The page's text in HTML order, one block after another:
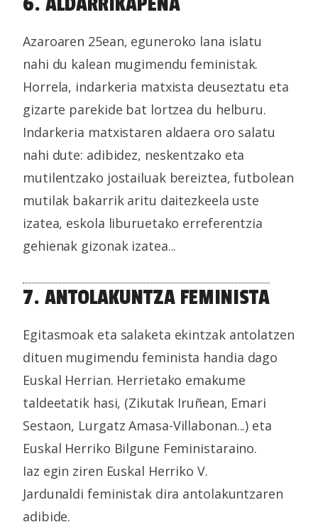
Azaroaren 25ean, eguneroko lana islatu
nahi du kalean mugimendu feministak.
Horrela, indarkeria matxista deuseztatu eta
gizarte parekide bat lortzea du helburu.
Indarkeria matxistaren aldaera oro salatu
nahi dute: adibidez, neskentzako eta
mutilentzako jostailuak bereiztea, futbolean
mutilak bakarrik aritu daitezkeela uste
izatea, eskola liburuetako erreferentzia
gehienak gizonak izatea...
7. ANTOLAKUNTZA FEMINISTA
Egitasmoak eta salaketa ekintzak antolatzen
dituen mugimendu feminista handia dago
Euskal Herrian. Herrietako emakume
taldeetatik hasi, (Zikutak Iruñean, Emari
Sestaon, Lurgatz Amasa-Villabonan...) eta
Euskal Herriko Bilgune Feministaraino.
Iaz egin ziren Euskal Herriko V.
Jardunaldi feministak dira antolakuntzaren
adibide.